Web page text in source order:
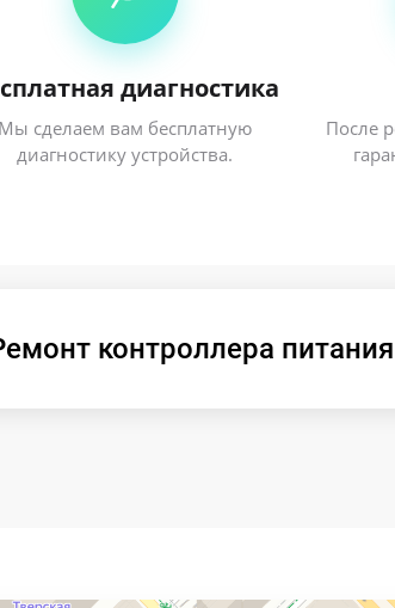
диагностика
Мы сделаем вам бесплатную
диагностику устройства.
После
контроллера